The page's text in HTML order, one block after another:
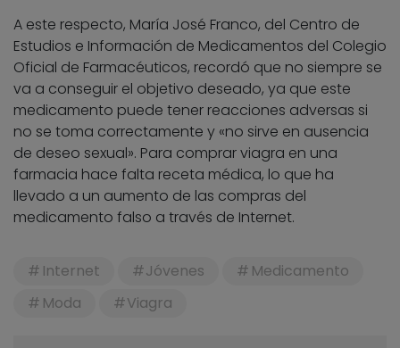
A este respecto, María José Franco, del Centro de
Estudios e Información de Medicamentos del Colegio
Oficial de Farmacéuticos, recordó que no siempre se
va a conseguir el objetivo deseado, ya que este
medicamento puede tener reacciones adversas si
no se toma correctamente y «no sirve en ausencia
de deseo sexual». Para comprar viagra en una
farmacia hace falta receta médica, lo que ha
llevado a un aumento de las compras del
medicamento falso a través de Internet.
Internet Jóvenes
Medicamento
Moda
Viagra